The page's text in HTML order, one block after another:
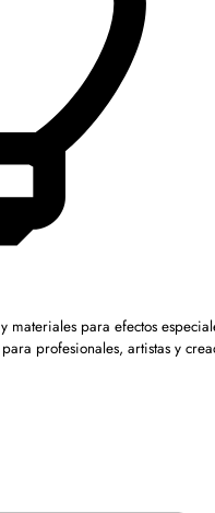
materiales para efectos
profesionales, artistas y